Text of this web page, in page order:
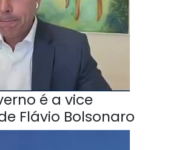
é a vice
Flávio Bolsonaro